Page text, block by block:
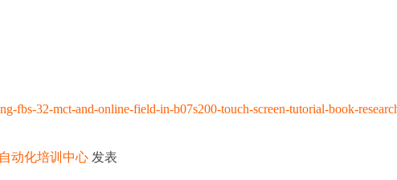
fbs-32-mct-and-online-field-in-b07s200-touch-screen-tutorial-book-
动化培训中心 发表